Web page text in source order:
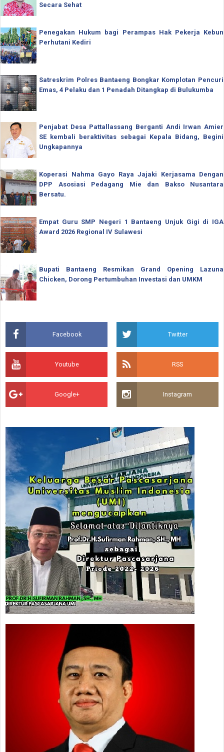
Secara Sehat
Penegakan Hukum bagi Perampas Hak Pekerja Kebun
Perhutani Kediri
Satreskrim Polres Bantaeng Bongkar Komplotan Pencuri
Emas, 4 Pelaku dan 1 Penadah Ditangkap di Bulukumba
Penjabat Desa Pattallassang Berganti Andi Irwan Amier
SE kembali beraktivitas sebagai Kepala Bidang, Begini
Ungkapannya
Koperasi Nahma Gayo Raya Jajaki Kerjasama Dengan
DPP Asosiasi Pedagang Mie dan Bakso Nusantara
Bersatu.
Empat Guru SMP Negeri 1 Bantaeng Unjuk Gigi di IGA
Award 2026 Regional IV Sulawesi
Bupati Bantaeng Resmikan Grand Opening Lazuna
Chicken, Dorong Pertumbuhan Investasi dan UMKM
Facebook Twitter
Youtube RSS
Google+ Instagram